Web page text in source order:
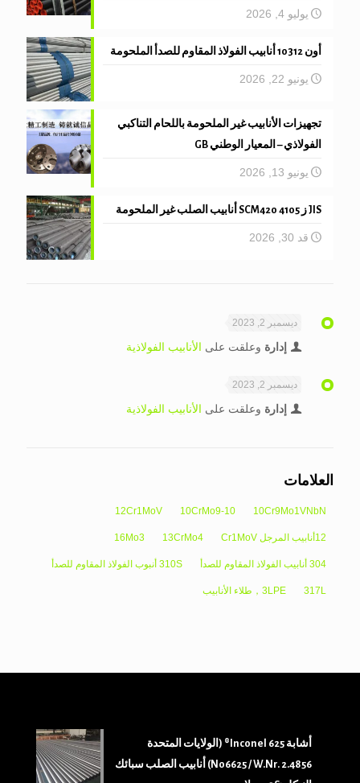
يوليو 4, 2026
أون 10312 أنابيب الفولاذ المقاوم للصدأ الملحومة
يونيو 22, 2026
تجهيزات الأنابيب غير الملحومة باللحام التناكبي
الفولاذي – المعيار الوطني GB
يونيو 13, 2026
JIS ز 4105 SCM420 أنابيب الصلب غير الملحومة
قد 30, 2026
ديسمبر 2, 2023
إدارة وعلقت على الأنابيب الفولاذية
ديسمبر 2, 2023
إدارة وعلقت على الأنابيب الفولاذية
العلامات
10Cr9Mo1VNbN
10CrMo9-10
12Cr1MoV
12أنابيب المرجل Cr1MoV 13CrMo4
16Mo3
304 أنابيب الفولاذ المقاوم للصدأ 310S أنبوب الفولاذ المقاوم للصدأ
317L 3LPE，طلاء الأنابيب
أشابة 625 Inconel® (الولايات المتحدة
N06625 / W.Nr. 2.4856) أنابيب الصلب سبائك